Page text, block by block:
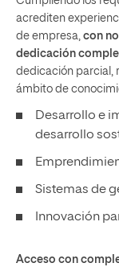
acrediten
de empresa, con
dedicación
dedicación parcial,
ámbito de
Desarrollo e
desarrollo
Sistemas de
Innovación
Acceso con